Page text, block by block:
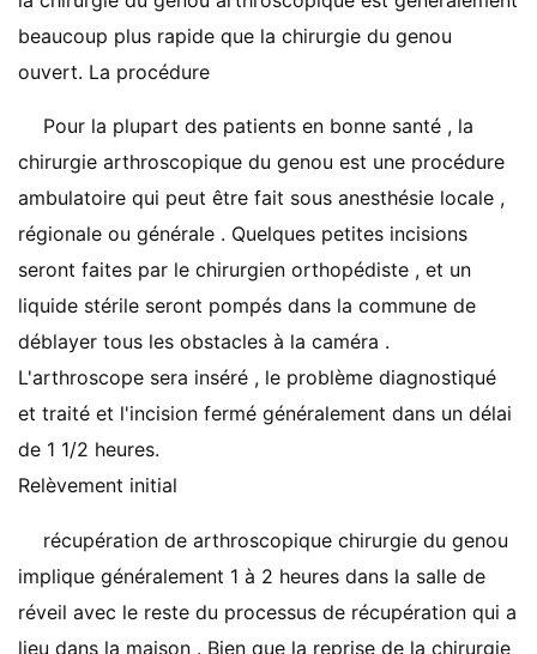
beaucoup plus rapide que la chirurgie du genou
ouvert. La procédure
Pour la plupart des patients en bonne santé , la
chirurgie arthroscopique du genou est une procédure
ambulatoire qui peut être fait sous anesthésie locale ,
régionale ou générale . Quelques petites incisions
seront faites par le chirurgien orthopédiste , et un
liquide stérile seront pompés dans la commune de
déblayer tous les obstacles à la caméra .
L'arthroscope sera inséré , le problème diagnostiqué
et traité et l'incision fermé généralement dans un délai
de 1 1/2 heures.
Relèvement initial
récupération de arthroscopique chirurgie du genou
implique généralement 1 à 2 heures dans la salle de
réveil avec le reste du processus de récupération qui a
lieu dans la maison . Bien que la reprise de la chirurgie